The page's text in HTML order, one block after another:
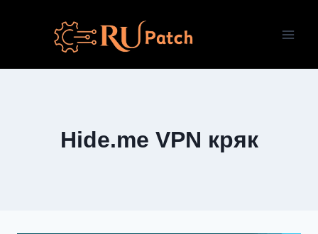
содержимому
Hide.me VPN кряк